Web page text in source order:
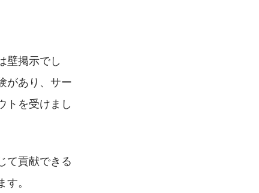
壁掲示でし
があり、サー
トを受けまし
て貢献できる
。